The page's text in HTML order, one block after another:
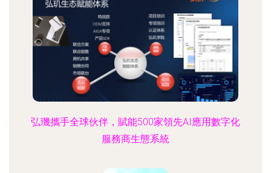
弘璣攜手全球伙伴，賦能500家領先AI應用數字化
服務商生態系統